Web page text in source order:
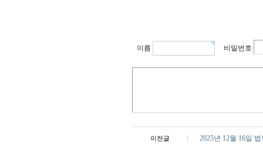
이름 비밀번호
이전글 2025년 12월 16일